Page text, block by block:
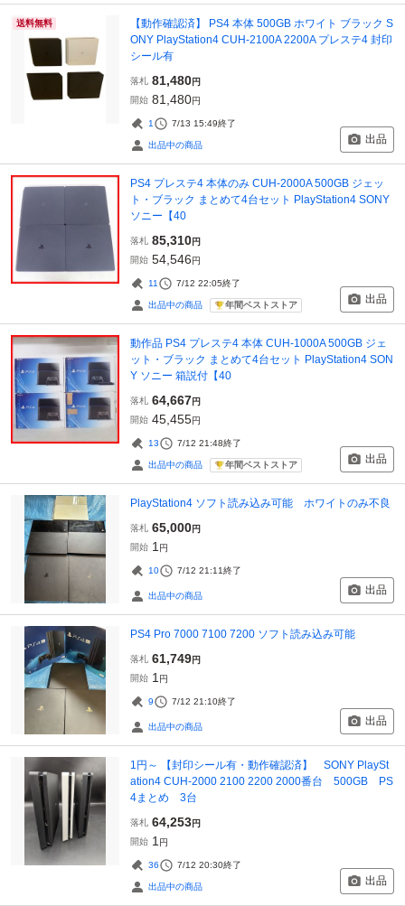
送料無料
【動作確認済】 PS4 本体 500GB ホワイト ブラック S
ONY PlayStation4 CUH-2100A 2200A プレステ4 封印
シール有
落札 81,480円
開始 81,480円
1 7/13 15:49終了
出品中の商品 出品
PS4 プレステ4 本体のみ CUH-2000A 500GB ジェッ
ト・ブラック まとめて4台セット PlayStation4 SONY
ソニー【40
落札 85,310円
開始 54,546円
11 7/12 22:05終了
出品中の商品 年間ベストストア 出品
動作品 PS4 プレステ4 本体 CUH-1000A 500GB ジェ
ット・ブラック まとめて4台セット PlayStation4 SON
Y ソニー 箱説付【40
落札 64,667円
開始 45,455円
13 7/12 21:48終了
出品中の商品 年間ベストストア 出品
PlayStation4 ソフト読み込み可能 ホワイトのみ不良
落札 65,000円
開始 1 円
10 7/12 21:11終了
出品中の商品 出品
PS4 Pro 7000 7100 7200 ソフト読み込み可能
落札 61,749円
開始 1 円
9 7/12 21:10終了
出品中の商品 出品
1円～ 【封印シール有・動作確認済】 SONY PlaySt
ation4 CUH-2000 2100 2200 2000番台 500GB PS
4まとめ 3台
落札 64,253円
開始 1 円
36 7/12 20:30終了
出品中の商品 出品